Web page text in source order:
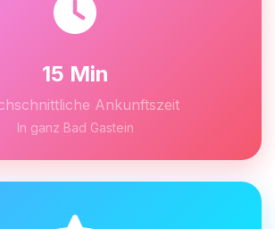
15 Min
Ankunftszeit
In ganz Bad Gastein